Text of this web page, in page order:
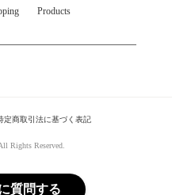
Products
定商取引法に基づく表記
Rights Reserved.
質問する